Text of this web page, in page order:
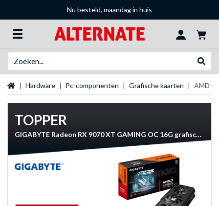
Nu besteld, maandag in huis
Startpagina
Hardware Pc-componenten Grafische kaarten AMD
TOPPER
GIGABYTE Radeon RX 9070 XT GAMING OC 16G grafische kaart